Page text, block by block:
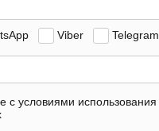
Viber Telegram
с условиями использования